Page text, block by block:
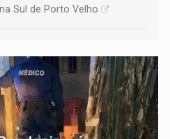
Sul de Porto Velho